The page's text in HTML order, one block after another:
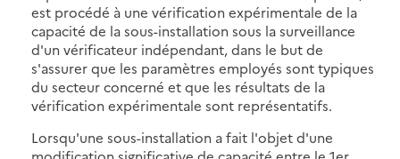
est procédé à une vérification expérimentale de la
capacité de la sous-installation sous la surveillance
d'un vérificateur indépendant, dans le but de
s'assurer que les paramètres employés sont typiques
du secteur concerné et que les résultats de la
vérification expérimentale sont représentatifs.
Lorsqu'une sous-installation a fait l'objet d'une